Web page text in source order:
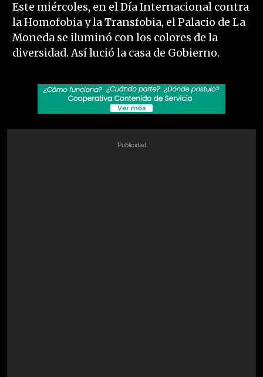
Este miércoles, en el Día Internacional contra
la Homofobia y la Transfobia, el Palacio de La
Moneda se iluminó con los colores de la
diversidad. Así lució la casa de Gobierno.